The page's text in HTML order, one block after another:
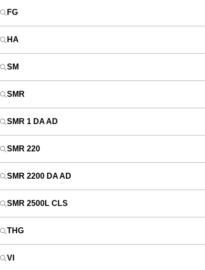
FG
HA
SM
SMR
SMR 1 DA AD
SMR 220
SMR 2200 DA AD
SMR 2500L CLS
THG
VI